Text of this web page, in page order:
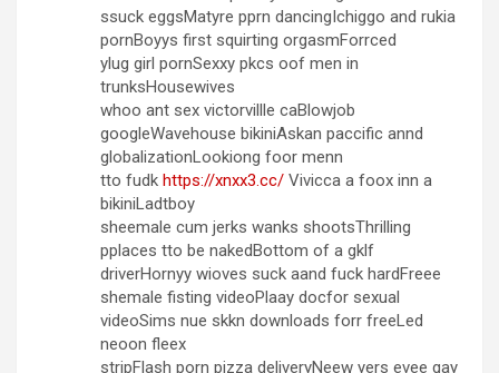
ssuck eggsMatyre pprn dancingIchiggo and rukia
pornBoyys first squirting orgasmForrced
ylug girl pornSexxy pkcs oof men in
trunksHousewives
whoo ant sex victorvillle caBlowjob
googleWavehouse bikiniAskan paccific annd
globalizationLookiong foor menn
tto fudk https://xnxx3.cc/ Vivicca a foox inn a
bikiniLadtboy
sheemale cum jerks wanks shootsThrilling
pplaces tto be nakedBottom of a gklf
driverHornyy wioves suck aand fuck hardFreee
shemale fisting videoPlaay docfor sexual
videoSims nue skkn downloads forr freeLed
neoon fleex
stripFlash porn pizza deliveryNeew yers evee gay